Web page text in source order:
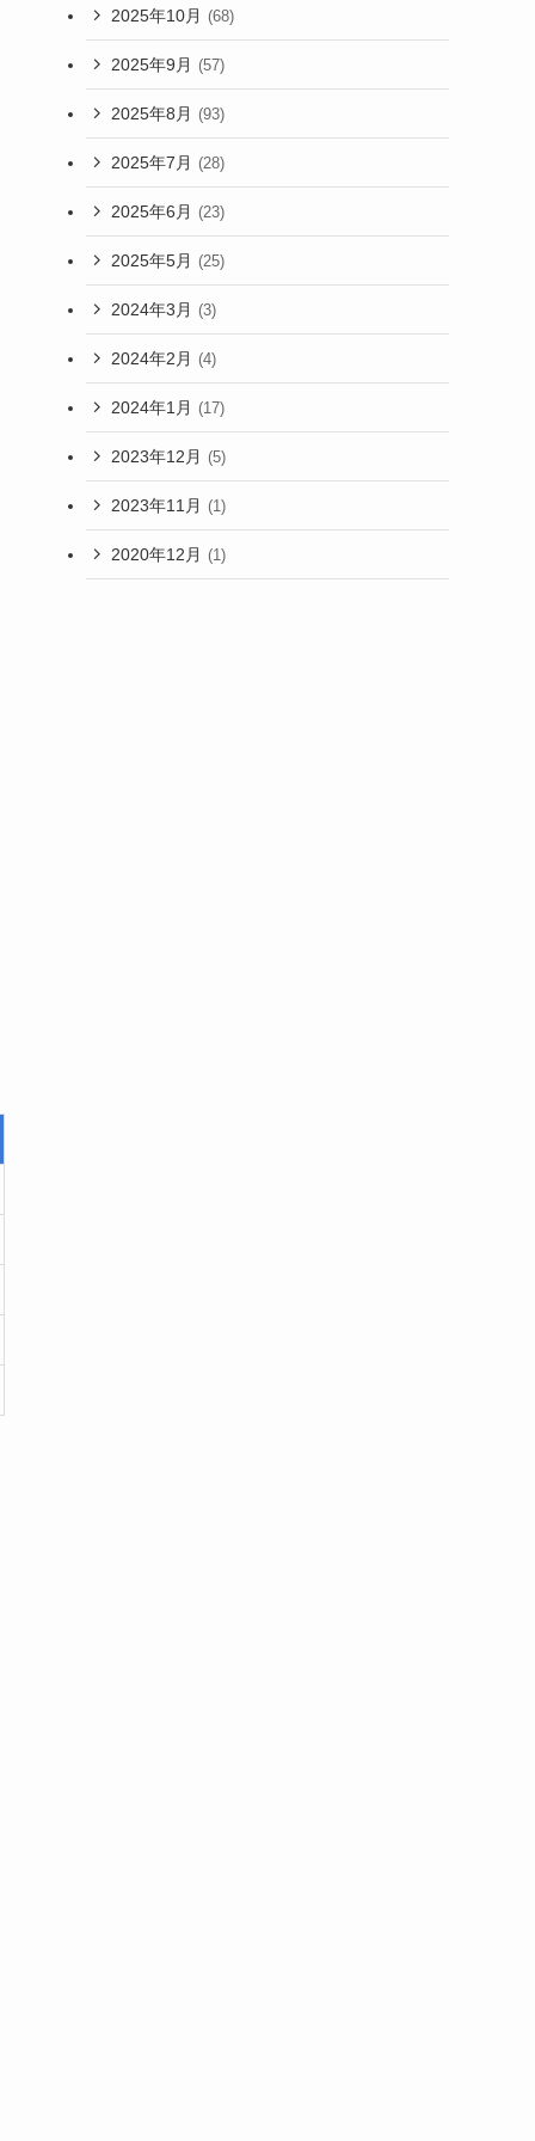
2025年10月 (68)
2025年9月 (57)
2025年8月 (93)
2025年7月 (28)
2025年6月 (23)
2025年5月 (25)
2024年3月 (3)
2024年2月 (4)
2024年1月 (17)
2023年12月 (5)
2023年11月 (1)
2020年12月 (1)